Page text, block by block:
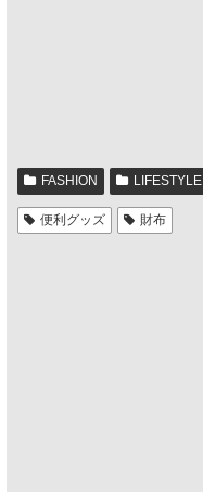
FASHION LIFESTYLE
便利グッズ 財布